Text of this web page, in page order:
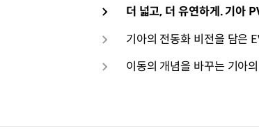
더 넓고, 더 유연하게. 기아
기아의 전동화 비전을 담은
이동의 개념을 바꾸는 기아